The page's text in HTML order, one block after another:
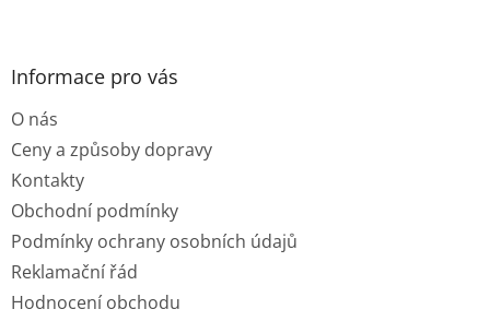
Informace pro vás
O nás
Ceny a způsoby dopravy
Kontakty
Obchodní podmínky
Podmínky ochrany osobních údajů
Reklamační řád
Hodnocení obchodu